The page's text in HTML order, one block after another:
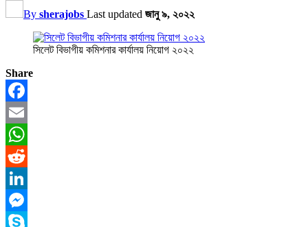
By sherajobs Last updated জানু ৯, ২০২২
সিলেট বিভাগীয় কমিশনার কার্যালয় নিয়োগ ২০২২
Share
Facebook
Email
WhatsApp
Reddit
LinkedIn
Messenger